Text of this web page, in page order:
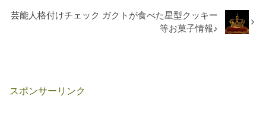
芸能人格付けチェック ガクトが食べた星型クッキー
等お菓子情報♪
スポンサーリンク